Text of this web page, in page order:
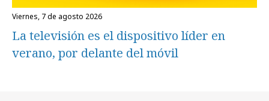
viernes, 7 de agosto 2026
La televisión es el dispositivo líder en
verano, por delante del móvil